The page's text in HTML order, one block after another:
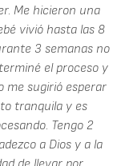
Me hicieron una
vivió hasta las 8
3 semanas no
el proceso y
me sugirió esperar
tranquila y es
Tengo 2
a Dios y a la